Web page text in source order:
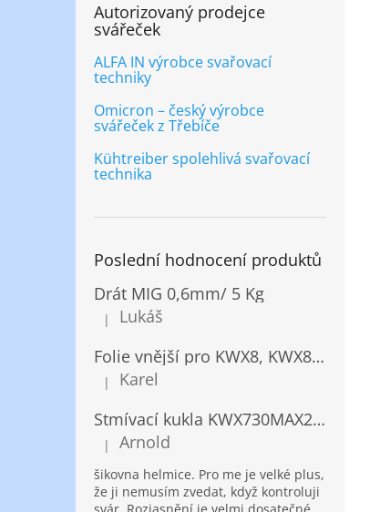
Autorizovaný prodejce
svářeček
ALFA IN výrobce svařovací
techniky
Omicron – český výrobce
svářeček z Třebíče
Kühtreiber spolehlivá svařovací
technika
Poslední hodnocení produktů
Drát MIG 0,6mm/ 5 Kg
Hodnocení produktu je 5 z 5 hvězdiček.
|
Lukáš
Folie vnější pro KWX8, KWX820/ 10ks
Hodnocení produktu je 5 z 5 hvězdiček.
|
Karel
Stmívací kukla KWX730MAX2,5!® + NANOClean
Hodnocení produktu je 5 z 5 hvězdiček.
| Arnold
šikovna helmice. Pro me je velké plus,
že ji nemusím zvedat, když kontroluji